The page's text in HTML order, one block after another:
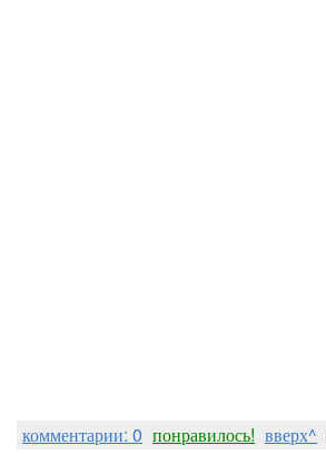
комментарии: 0 понравилось! вверх^